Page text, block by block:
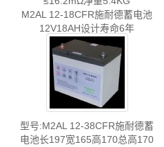
M2AL 12-18CFR施耐德蓄电池
12V18AH设计寿命6年
型号:M2AL 12-38CFR施耐德蓄
电池长197宽165高170总高170